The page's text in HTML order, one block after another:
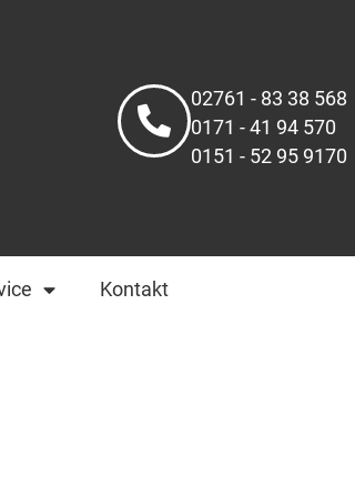
02761 - 83 38 568
0171 - 41 94 570
0151 - 52 95 9170
Kontakt